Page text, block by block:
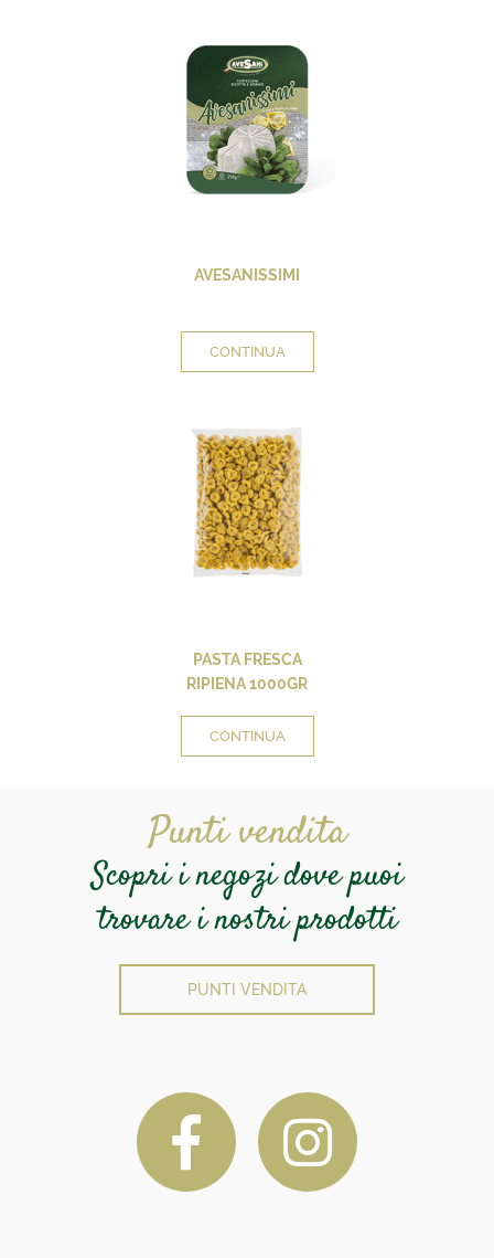
AVESANISSIMI
CONTINUA
PASTA FRESCA
RIPIENA 1000GR
CONTINUA
Punti vendita
Scopri i negozi dove puoi
trovare i nostri prodotti
PUNTI VENDITA